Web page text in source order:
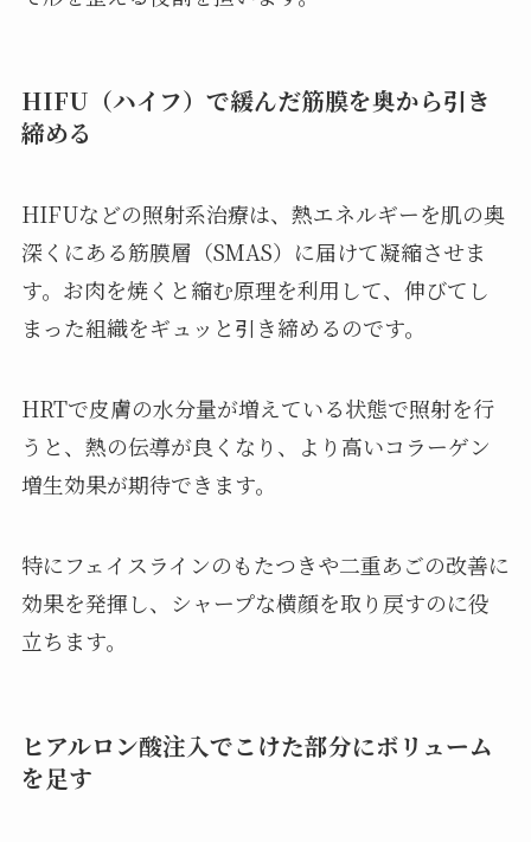
HIFU（ハイフ）で緩んだ筋膜を奥から引き
締める
HIFUなどの照射系治療は、熱エネルギーを肌の奥
深くにある筋膜層（SMAS）に届けて凝縮させま
す。お肉を焼くと縮む原理を利用して、伸びてし
まった組織をギュッと引き締めるのです。
HRTで皮膚の水分量が増えている状態で照射を行
うと、熱の伝導が良くなり、より高いコラーゲン
増生効果が期待できます。
特にフェイスラインのもたつきや二重あごの改善に
効果を発揮し、シャープな横顔を取り戻すのに役
立ちます。
ヒアルロン酸注入でこけた部分にボリューム
を足す